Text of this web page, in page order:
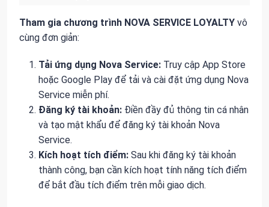
Tham gia chương trình NOVA SERVICE LOYALTY vô
cùng đơn giản:
Tải ứng dụng Nova Service: Truy cập App Store
hoặc Google Play để tải và cài đặt ứng dụng Nova
Service miễn phí.
Đăng ký tài khoản: Điền đầy đủ thông tin cá nhân
và tạo mật khẩu để đăng ký tài khoản Nova
Service.
Kích hoạt tích điểm: Sau khi đăng ký tài khoản
thành công, bạn cần kích hoạt tính năng tích điểm
để bắt đầu tích điểm trên mỗi giao dịch.